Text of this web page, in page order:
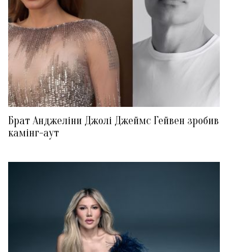
Брат Анджеліни Джолі Джеймс Гейвен зробив
камінг-аут